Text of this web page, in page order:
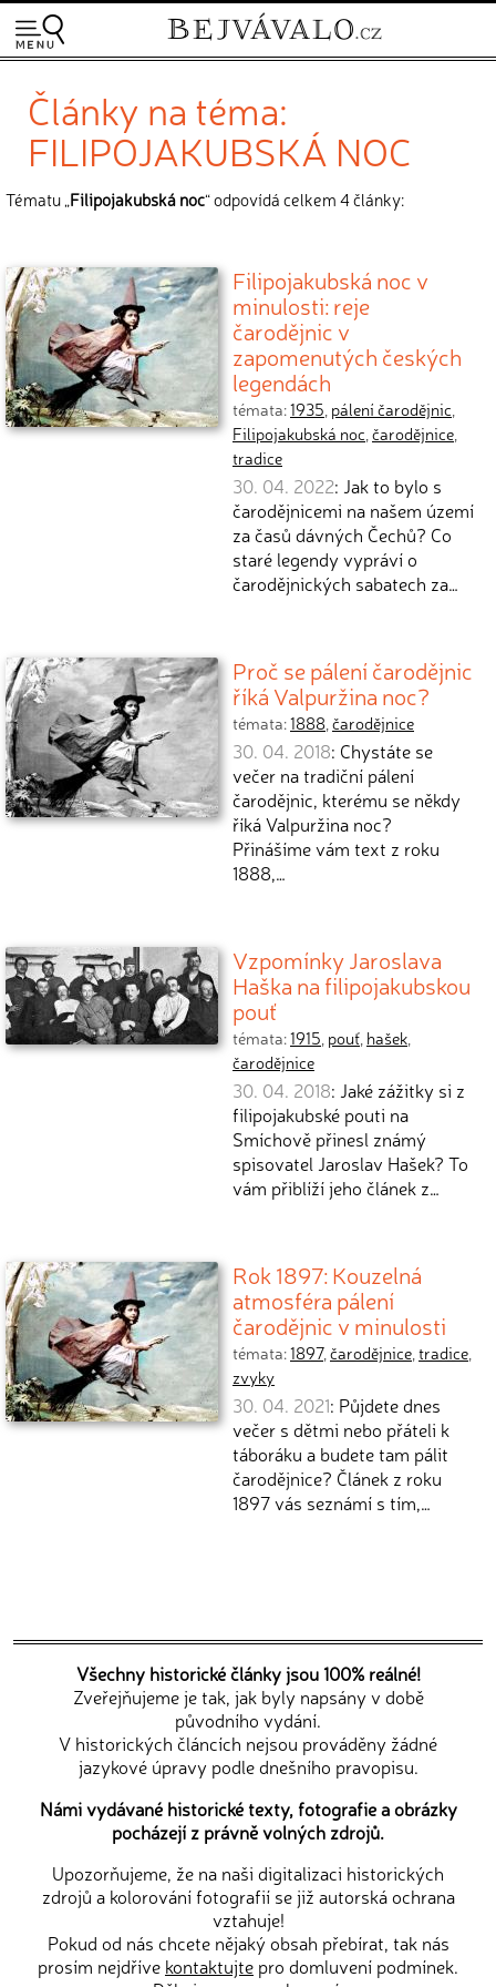
Články na téma:
FILIPOJAKUBSKÁ NOC
Tématu „Filipojakubská noc“ odpovídá celkem 4 články:
Filipojakubská noc v
minulosti: reje
čarodějnic v
zapomenutých českých
legendách
témata:1935, pálení čarodějnic,
Filipojakubská noc,čarodějnice,
tradice
30. 04. 2022: Jak to bylo s
čarodějnicemi na našem území
za časů dávných Čechů? Co
staré legendy vypráví o
čarodějnických sabatech za…
Proč se pálení čarodějnic
říká Valpuržina noc?
témata:1888,čarodějnice
30. 04. 2018: Chystáte se
večer na tradiční pálení
čarodějnic, kterému se někdy
říká Valpuržina noc?
Přinášíme vám text z roku
1888,…
Vzpomínky Jaroslava
Haška na filipojakubskou
pouť
témata:1915, pouť, hašek,
čarodějnice
30. 04. 2018: Jaké zážitky si z
filipojakubské pouti na
Smíchově přinesl známý
spisovatel Jaroslav Hašek? To
vám přiblíží jeho článek z…
Rok 1897: Kouzelná
atmosféra pálení
čarodějnic v minulosti
témata:1897,čarodějnice,tradice,
zvyky
30. 04. 2021: Půjdete dnes
večer s dětmi nebo přáteli k
táboráku a budete tam pálit
čarodějnice? Článek z roku
1897 vás seznámí s tím,…
Všechny historické články jsou 100% reálné!
Zveřejňujeme je tak, jak byly napsány v době
původního vydání.
V historických článcích nejsou prováděny žádné
jazykové úpravy podle dnešního pravopisu.
Námi vydávané historické texty, fotografie a obrázky
pocházejí z právně volných zdrojů.
Upozorňujeme, že na naši digitalizaci historických
zdrojů a kolorování fotografií se již autorská ochrana
vztahuje!
Pokud od nás chcete nějaký obsah přebírat, tak nás
prosím nejdříve kontaktujte pro domluvení podmínek.